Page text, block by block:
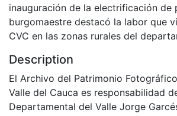
inauguración de la electrificación de
burgomaestre destacó la labor que
CVC en las zonas rurales del
Description
El Archivo del Patrimonio
Valle del Cauca es responsabilidad
Departamental del Valle Jorge